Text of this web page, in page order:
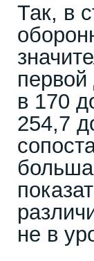
Так, в
в 170
254,7
не в